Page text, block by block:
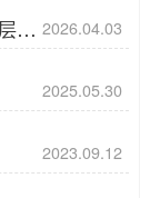
板 2026.04.03
2025.05.30
2023.09.12